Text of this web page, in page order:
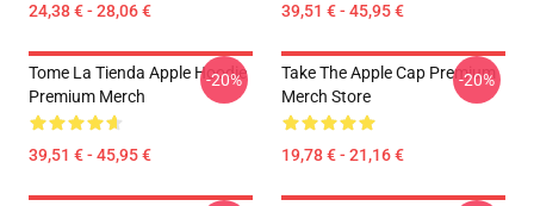
24,38 € - 28,06 € 39,51 € - 45,95 €
Tome La Tienda Apple Hoodie
Premium Merch
39,51 € - 45,95 €
-20%
Take The Apple Cap Premium
Merch Store
19,78 € - 21,16 €
-20%